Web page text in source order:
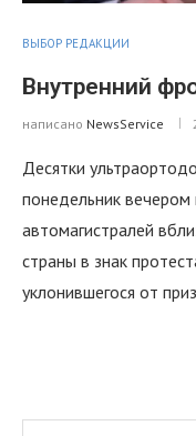
ВЫБОР РЕДАКЦИИ
Внутренний
написано NewsService
Десятки
понедельник
автомагистралей
страны в знак
уклонившегося от